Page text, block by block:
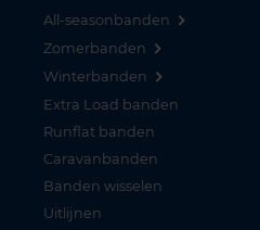
All-seasonbanden
Zomerbanden
Winterbanden
Extra Load banden
Runflat banden
Caravanbanden
Banden wisselen
Uitlijnen